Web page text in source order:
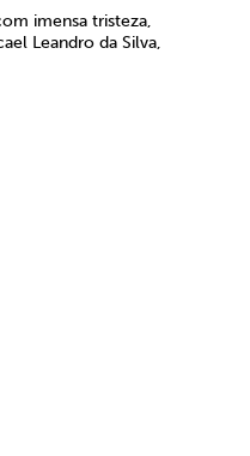
imensa tristeza,
Leandro da Silva,